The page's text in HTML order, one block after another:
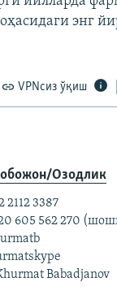
энг
VPNсиз ўқиш
Озодлик
2112 3387
605 562 270
Babadjanov